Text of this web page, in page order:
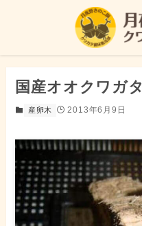
国産オオクワガタ
産卵木 2013年6月9日